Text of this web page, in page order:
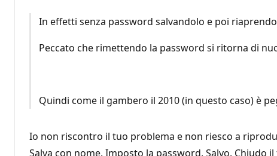
In effetti senza password salvandolo e poi
Peccato che rimettendo la password si ritorna di
Quindi come il gambero il 2010 (in questo caso) è
Io non riscontro il tuo problema e non riesco a
Salva con nome. Imposto la password. Salvo. Chiudo